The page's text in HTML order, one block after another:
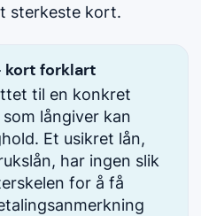
sterkeste kort.
kort forklart
til en konkret
långiver kan
Et usikret lån,
har ingen slik
for å få